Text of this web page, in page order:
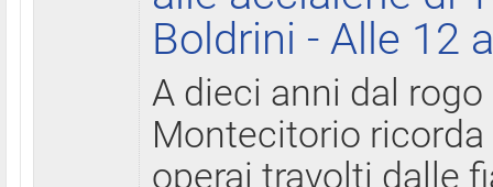
Boldrini - Alle 12
A dieci anni dal
Montecitorio
operai travolti dalle